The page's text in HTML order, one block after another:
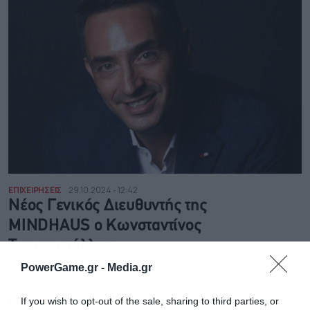
PowerGame.gr - Media.gr
If you wish to opt-out of the sale, sharing to third parties, or
ΕΠΙΧΕΙΡΗΣΕΙΣ 29.10.2024 - 12:42
Νέος Γενικός Διευθυντής της
MINDHAUS ο Κωνσταντίνος
Τριανταφύλλης
O Κωνσταντίνος Τριανταφύλλης έχει πάνω από 20 χρόνια
εμπειρίας στο marketing και την επικοινωνία και
NEWSROOM